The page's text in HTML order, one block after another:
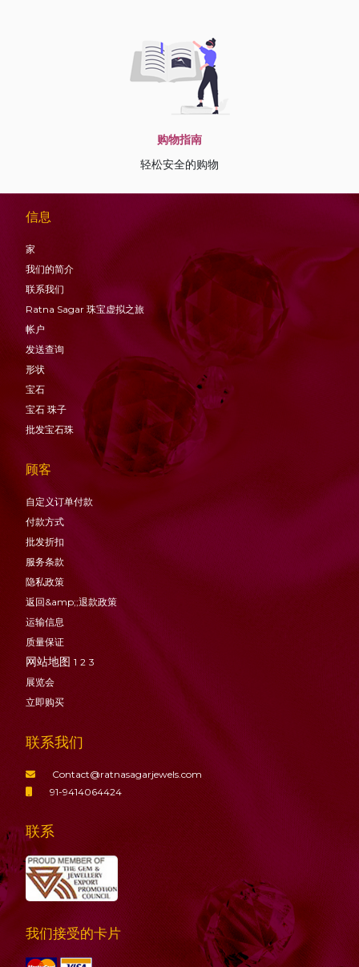
购物指南
轻松安全的购物
信息
家
我们的简介
联系我们
Ratna Sagar 珠宝虚拟之旅
帐户
发送查询
形状
宝石
宝石 珠子
批发宝石珠
顾客
自定义订单付款
付款方式
批发折扣
服务条款
隐私政策
返回&amp;;退款政策
运输信息
质量保证
网站地图 1 2 3
展览会
立即购买
联系我们
Contact@ratnasagarjewels.com
91-9414064424
联系
我们接受的卡片